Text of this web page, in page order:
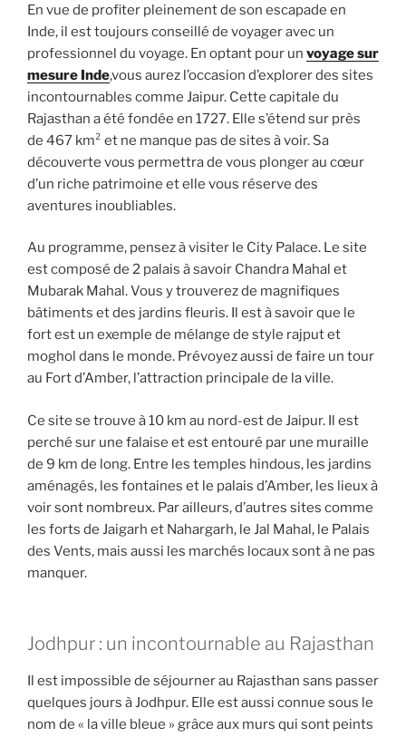
En vue de profiter pleinement de son escapade en
Inde, il est toujours conseillé de voyager avec un
professionnel du voyage. En optant pour un voyage sur
mesure Inde,vous aurez l’occasion d’explorer des sites
incontournables comme Jaipur. Cette capitale du
Rajasthan a été fondée en 1727. Elle s’étend sur près
de 467 km² et ne manque pas de sites à voir. Sa
découverte vous permettra de vous plonger au cœur
d’un riche patrimoine et elle vous réserve des
aventures inoubliables.
Au programme, pensez à visiter le City Palace. Le site
est composé de 2 palais à savoir Chandra Mahal et
Mubarak Mahal. Vous y trouverez de magnifiques
bâtiments et des jardins fleuris. Il est à savoir que le
fort est un exemple de mélange de style rajput et
moghol dans le monde. Prévoyez aussi de faire un tour
au Fort d’Amber, l’attraction principale de la ville.
Ce site se trouve à 10 km au nord-est de Jaipur. Il est
perché sur une falaise et est entouré par une muraille
de 9 km de long. Entre les temples hindous, les jardins
aménagés, les fontaines et le palais d’Amber, les lieux à
voir sont nombreux. Par ailleurs, d’autres sites comme
les forts de Jaigarh et Nahargarh, le Jal Mahal, le Palais
des Vents, mais aussi les marchés locaux sont à ne pas
manquer.
Jodhpur : un incontournable au Rajasthan
Il est impossible de séjourner au Rajasthan sans passer
quelques jours à Jodhpur. Elle est aussi connue sous le
nom de « la ville bleue » grâce aux murs qui sont peints